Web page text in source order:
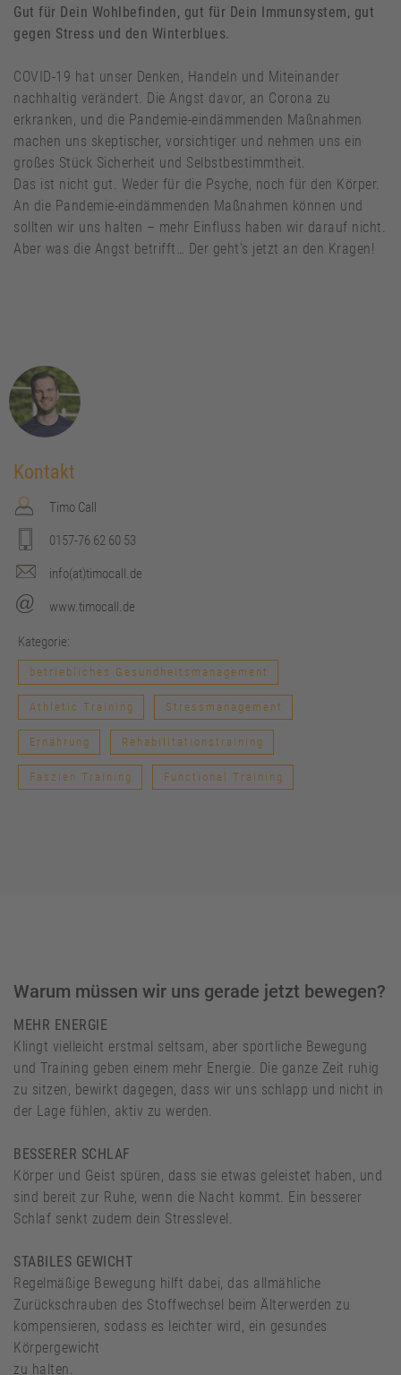
Gut für Dein Wohlbefinden, gut für Dein Immunsystem, gut
gegen Stress und den Winterblues.
COVID-19 hat unser Denken, Handeln und Miteinander
nachhaltig verändert. Die Angst davor, an Corona zu
erkranken, und die Pandemie-eindämmenden Maßnahmen
machen uns skeptischer, vorsichtiger und nehmen uns ein
großes Stück Sicherheit und Selbstbestimmtheit.
Das ist nicht gut. Weder für die Psyche, noch für den Körper.
An die Pandemie-eindämmenden Maßnahmen können und
sollten wir uns halten – mehr Einfluss haben wir darauf nicht.
Aber was die Angst betrifft… Der geht’s jetzt an den Kragen!
Kontakt
Timo Call
0157-76 62 60 53
info(at)timocall.de
www.timocall.de
Kategorie:
betriebliches Gesundheitsmanagement
Athletic Training Stressmanagement
Ernährung Rehabilitationstraining
Faszien Training Functional Training
Warum müssen wir uns gerade jetzt bewegen?
MEHR ENERGIE
Klingt vielleicht erstmal seltsam, aber sportliche Bewegung
und Training geben einem mehr Energie. Die ganze Zeit ruhig
zu sitzen, bewirkt dagegen, dass wir uns schlapp und nicht in
der Lage fühlen, aktiv zu werden.
BESSERER SCHLAF
Körper und Geist spüren, dass sie etwas geleistet haben, und
sind bereit zur Ruhe, wenn die Nacht kommt. Ein besserer
Schlaf senkt zudem dein Stresslevel.
STABILES GEWICHT
Regelmäßige Bewegung hilft dabei, das allmähliche
Zurückschrauben des Stoffwechsel beim Älterwerden zu
kompensieren, sodass es leichter wird, ein gesundes
Körpergewicht
zu halten.